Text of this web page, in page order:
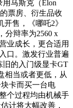
马斯克（Elon
票房、衍生品收
售，《哪吒2》
分辩率为2560 x
业成长，更合适用
口。激发行业普遍
旧的入门级显卡GT
相当或者更低，从
卡而买一台电
个过程均由机械手
计将大幅改善，